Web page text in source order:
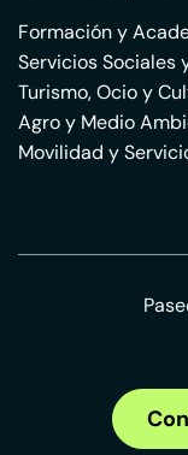
Formación y
Servicios Sociales
Turismo, Ocio y
Agro y Medio
Movilidad y